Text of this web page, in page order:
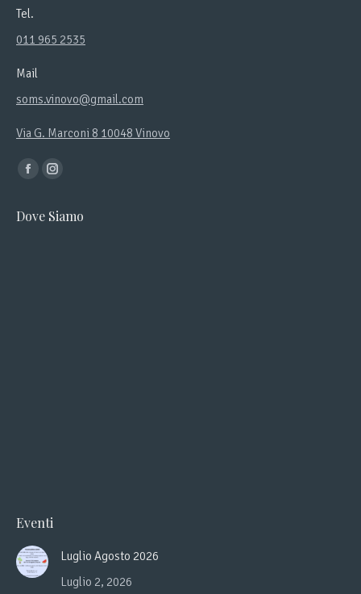
Tel.
011 965 2535
Mail
soms.vinovo@gmail.com
Via G. Marconi 8 10048 Vinovo
Ci puoi trovare su:
Facebook
opens
Instagram
opens
Dove Siamo
Eventi
Luglio Agosto 2026
Luglio 2, 2026